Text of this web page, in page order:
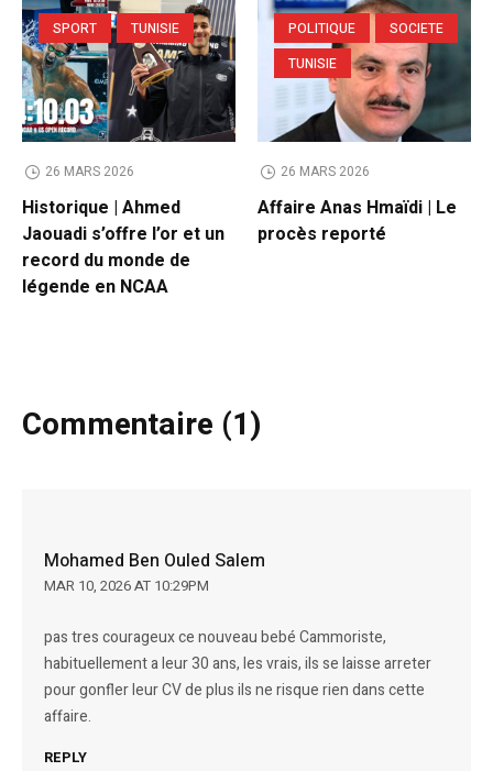
SPORT TUNISIE
26 MARS 2026
Historique | Ahmed
Jaouadi s’offre l’or et un
record du monde de
légende en NCAA
POLITIQUE
SOCIETE
TUNISIE
26 MARS 2026
Affaire Anas Hmaïdi | Le
procès reporté
Commentaire (1)
Mohamed Ben Ouled Salem
MAR 10, 2026 AT 10:29PM
pas tres courageux ce nouveau bebé Cammoriste,
habituellement a leur 30 ans, les vrais, ils se laisse arreter
pour gonfler leur CV de plus ils ne risque rien dans cette
affaire.
REPLY